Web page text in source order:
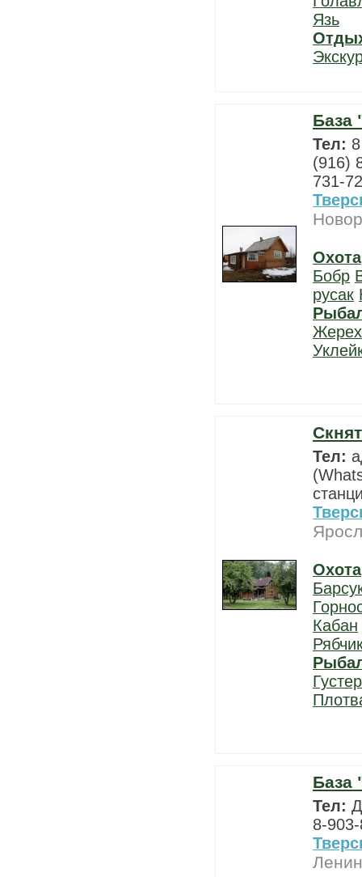
Язь
База
Тел:
(916)
731-
Охота
Бобр
русак
Жерех
Тел:
Охота
Кабан
База
Тел:
8-